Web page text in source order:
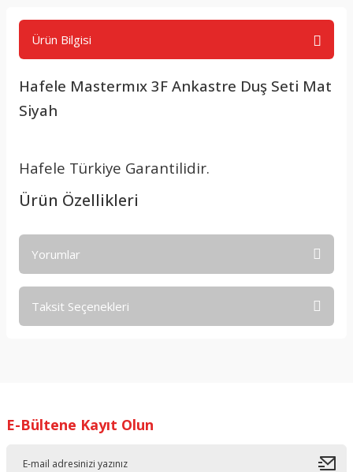
Ürün Bilgisi
Hafele Mastermıx 3F Ankastre Duş Seti Mat
Siyah
Hafele Türkiye Garantilidir.
Ürün Özellikleri
Yorumlar
Taksit Seçenekleri
E-Bültene Kayıt Olun